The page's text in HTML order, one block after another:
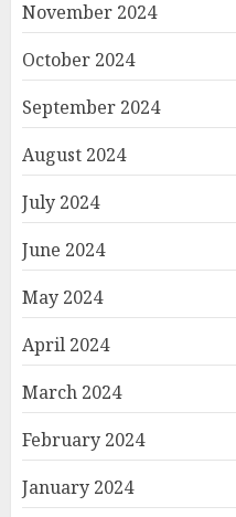
November 2024
October 2024
September 2024
August 2024
July 2024
June 2024
May 2024
April 2024
March 2024
February 2024
January 2024